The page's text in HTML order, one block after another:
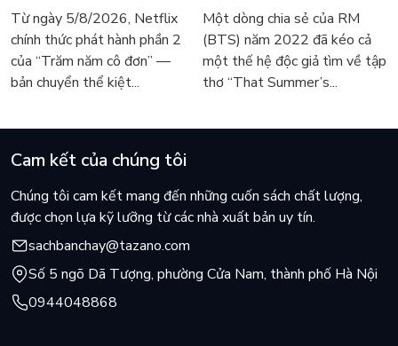
độ thô mịn;- Khuyến khích sự độc lập và tự tin;- Giúp bé phát
triển các kỹ năng nhai và phối hợp giữa mắt và tay- Làm cho
bữa ăn của bé bớt áp lực
trở lại màn ảnh, dòng
người tìm đọc lại García
Márquez
Từ ngày 5/8/2026, Netflix
chính thức phát hành phần 2
của “Trăm năm cô đơn” —
bản chuyển thể kiệt...
Lee Seong-bok ra mắt bản
tiếng Anh sau 4 năm gây
sốt
Một dòng chia sẻ của RM
(BTS) năm 2022 đã kéo cả
một thế hệ độc giả tìm về tập
thơ “That Summer’s...
Cam kết của chúng tôi
Chúng tôi cam kết mang đến những cuốn sách chất lượng,
được chọn lựa kỹ lưỡng từ các nhà xuất bản uy tín.
sachbanchay@tazano.com
Số 5 ngõ Dã Tượng, phường Cửa Nam, thành phố Hà Nội
0944048868